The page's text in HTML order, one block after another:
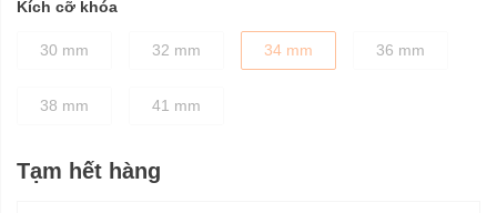
phù hợp
Kích cỡ khóa
30 mm 32 mm 34 mm 36 mm
38 mm 41 mm
Tạm hết hàng